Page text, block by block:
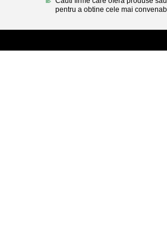
pentru a obtine cele mai